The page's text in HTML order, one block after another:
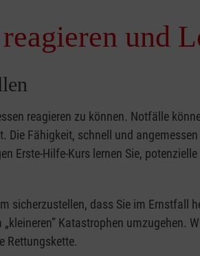
und
reagieren zu können. Notfälle
Die Fähigkeit, schnell und angemessen
Erste-Hilfe-Kurs lernen Sie, potenzielle
sicherzustellen, dass Sie im Ernstfall
Katastrophen umzugehen.
Rettungskette.